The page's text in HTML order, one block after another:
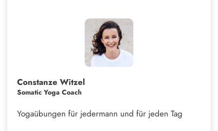
Constanze Witzel
Somatic Yoga Coach
Yogaübungen für jedermann und für jeden Tag